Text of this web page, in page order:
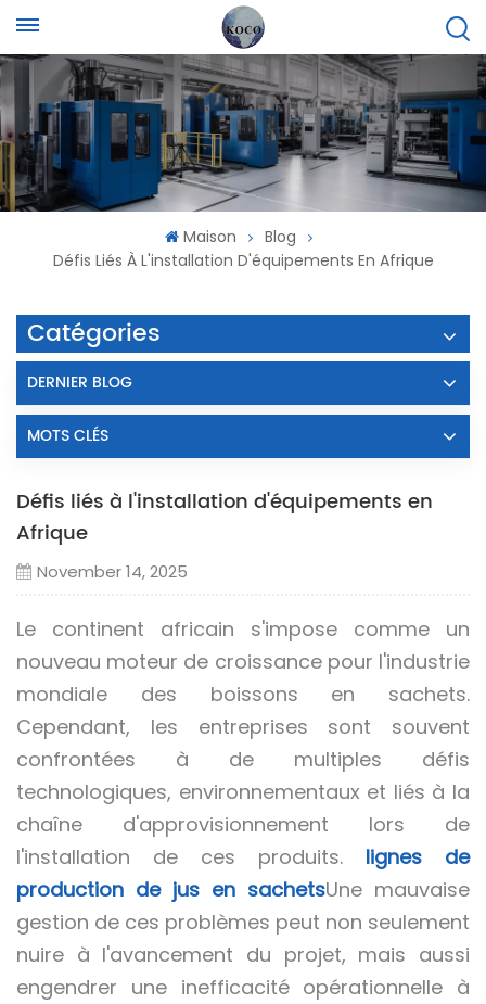
Maison
Blog
Défis Liés À L'installation D'équipements En Afrique
Catégories
DERNIER BLOG
MOTS CLÉS
Défis liés à l'installation d'équipements en
Afrique
November 14, 2025
Le continent africain s'impose comme un
nouveau moteur de croissance pour l'industrie
mondiale des boissons en sachets.
Cependant, les entreprises sont souvent
confrontées à de multiples défis
technologiques, environnementaux et liés à la
chaîne d'approvisionnement lors de
l'installation de ces produits. lignes de
production de jus en sachetsUne mauvaise
gestion de ces problèmes peut non seulement
nuire à l'avancement du projet, mais aussi
engendrer une inefficacité opérationnelle à